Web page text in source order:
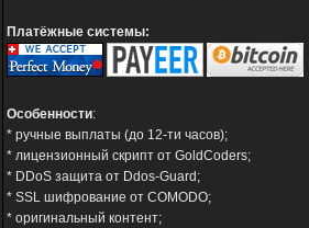
Платёжные системы:
Особенности:
* ручные выплаты (до 12-ти часов);
* лицензионный скрипт от GoldCoders;
* DDoS защита от Ddos-Guard;
* SSL шифрование от COMODO;
* оригинальный контент;